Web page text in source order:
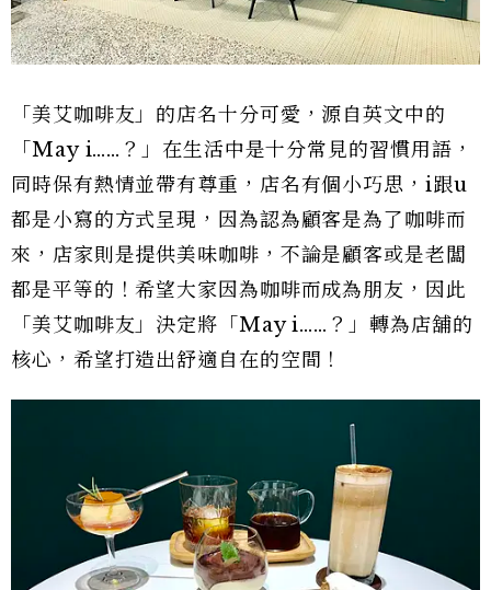
「美艾咖啡友」的店名十分可愛，源自英文中的
「May i……？」在生活中是十分常見的習慣用語，
同時保有熱情並帶有尊重，店名有個小巧思，i跟u
都是小寫的方式呈現，因為認為顧客是為了咖啡而
來，店家則是提供美味咖啡，不論是顧客或是老闆
都是平等的！希望大家因為咖啡而成為朋友，因此
「美艾咖啡友」決定將「May i……？」轉為店舖的
核心，希望打造出舒適自在的空間！